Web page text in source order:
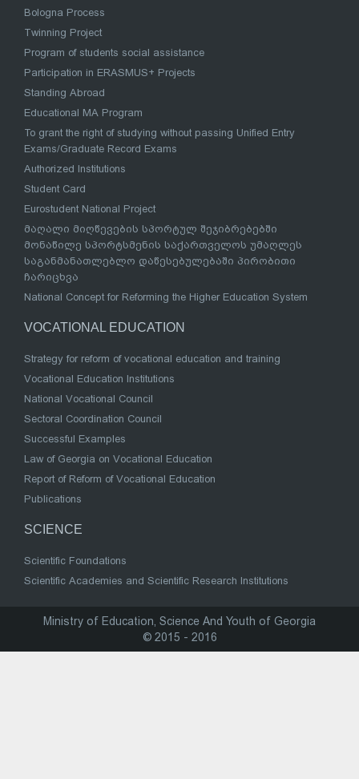
Bologna Process
Twinning Project
Program of students social assistance
Participation in ERASMUS+ Projects
Standing Abroad
Educational MA Program
To grant the right of studying without passing Unified Entry
Exams/Graduate Record Exams
Authorized Institutions
Student Card
Eurostudent National Project
მაღალი მიღწევების სპორტულ შეჯიბრებებში
მონაწილე სპორტსმენის საქართველოს უმაღლეს
საგანმანათლებლო დაწესებულებაში პირობითი
ჩარიცხვა
National Concept for Reforming the Higher Education System
VOCATIONAL EDUCATION
Strategy for reform of vocational education and training
Vocational Education Institutions
National Vocational Council
Sectoral Coordination Council
Successful Examples
Law of Georgia on Vocational Education
Report of Reform of Vocational Education
Publications
SCIENCE
Scientific Foundations
Scientific Academies and Scientific Research Institutions
Ministry of Education, Science And Youth of Georgia
© 2015 - 2016